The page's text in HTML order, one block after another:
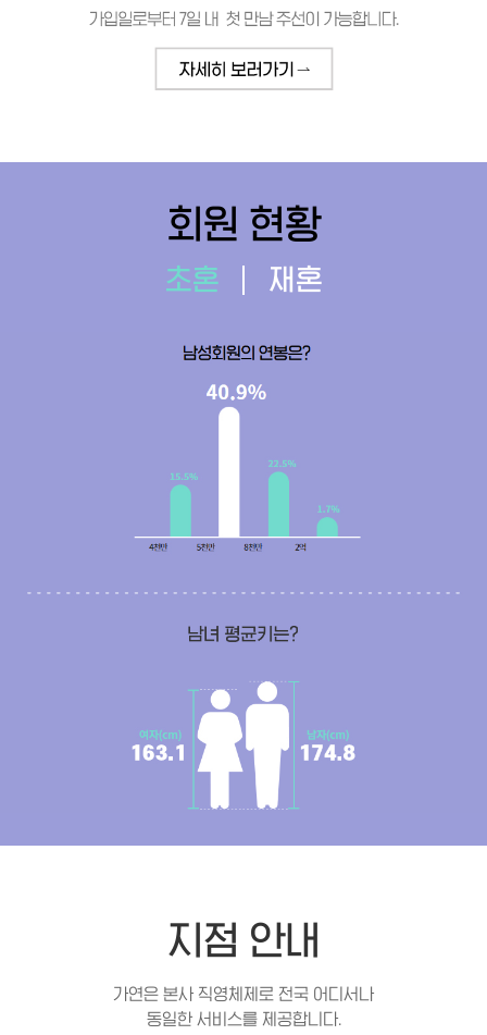
회원 현황
초혼 재혼
지점 안내
가연은 본사 직영체제로 전국 어디서나
동일한 서비스를 제공합니다.